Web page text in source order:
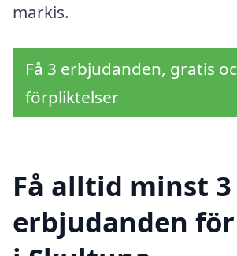
markis.
Få 3 erbjudanden, gratis
förpliktelser
Få alltid minst 3
erbjudanden